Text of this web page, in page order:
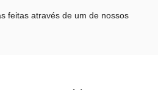
feitas através de um de nossos